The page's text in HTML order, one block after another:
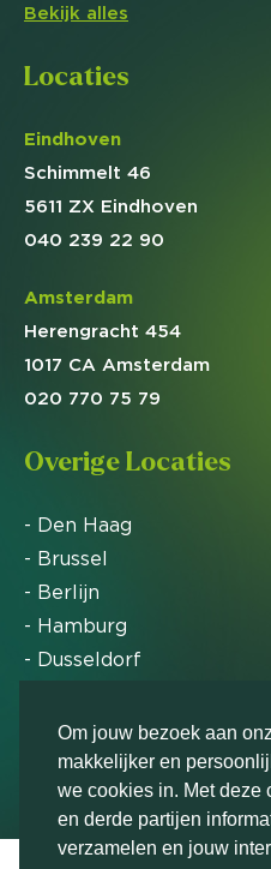
Om jouw bezoek aan
makkelijker en
we cookies in. Met deze
en derde partijen
verzamelen en jouw
Bekijk alles
Locaties
Eindhoven
Schimmelt 46
5611 ZX Eindhoven
040 239 22 90
Amsterdam
Herengracht 454
1017 CA Amsterdam
020 770 75 79
Overige Locaties
- Den Haag
- Brussel
- Berlijn
- Hamburg
- Dusseldorf
Markteffect is door
uitgeroepen tot FD
2018, 2019, 2020,